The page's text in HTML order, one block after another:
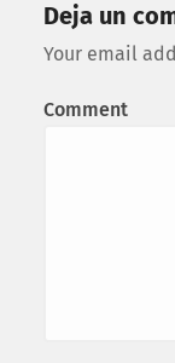
Deja un
Your email
Comment